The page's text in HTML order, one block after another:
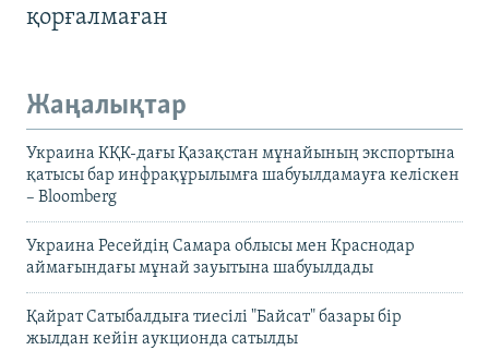
қорғалмаған
Жаңалықтар
Украина КҚК-дағы Қазақстан мұнайының экспортына
қатысы бар инфрақұрылымға шабуылдамауға келіскен
– Bloomberg
Украина Ресейдің Самара облысы мен Краснодар
аймағындағы мұнай зауытына шабуылдады
Қайрат Сатыбалдыға тиесілі "Байсат" базары бір
жылдан кейін аукционда сатылды